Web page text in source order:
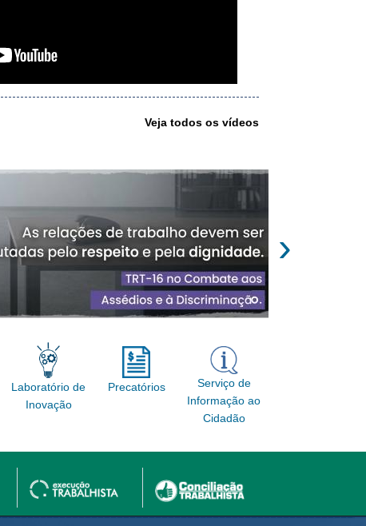
Veja todos os vídeos
›
Laboratório de
Inovação
Precatórios
Serviço de
Informação ao
Cidadão